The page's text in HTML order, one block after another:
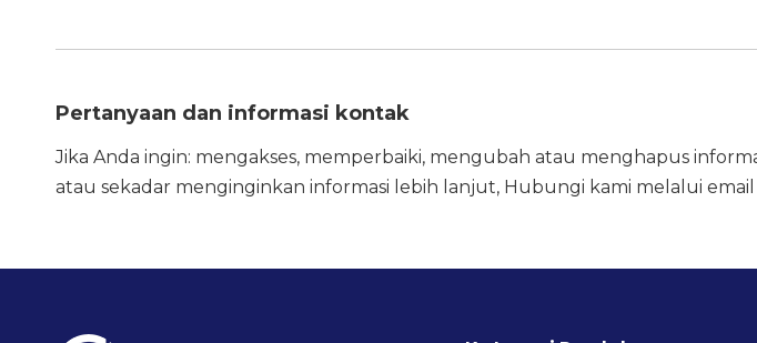
Pertanyaan dan informasi kontak
Jika Anda ingin: mengakses, memperbaiki, mengubah atau menghapus
atau sekadar menginginkan informasi lebih lanjut, Hubungi kami melalui email